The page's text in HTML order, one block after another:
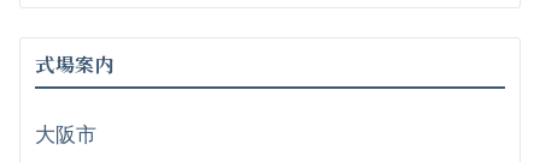
式場案内
大阪市